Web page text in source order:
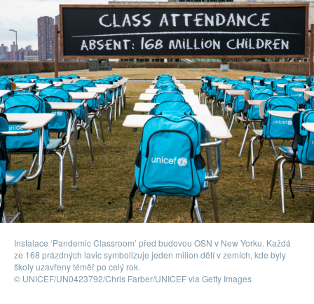
Instalace ‘Pandemic Classroom’ před budovou OSN v New Yorku. Každá
ze 168 prázdných lavic symbolizuje jeden milion dětí v zemích, kde byly
školy uzavřeny téměř po celý rok.
© UNICEF/UN0423792/Chris Farber/UNICEF via Getty Images